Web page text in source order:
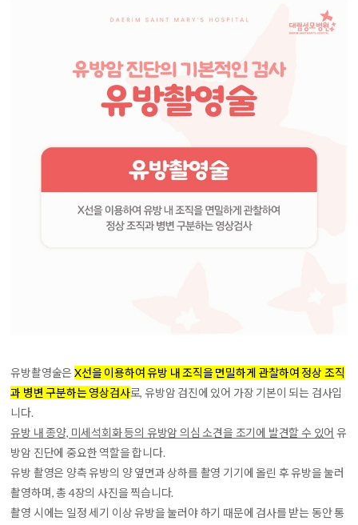
유방촬영술은X선을 이용하여 유방 내 조직을 면밀하게 관찰하여 정상 조직
과 병변 구분하는 영상검사로, 유방암 검진에 있어 가장 기본이 되는 검사입
니다.
유방 내 종양, 미세석회화 등의 유방암 의심 소견을 조기에 발견할 수 있어 유
방암 진단에 중요한 역할을 합니다.
유방 촬영은 양측 유방의 양 옆면과 상하를 촬영 기기에 올린 후 유방을 눌러
촬영하며, 총 4장의 사진을 찍습니다.
촬영 시에는 일정 세기 이상 유방을 눌러야 하기 때문에 검사를 받는 동안 통